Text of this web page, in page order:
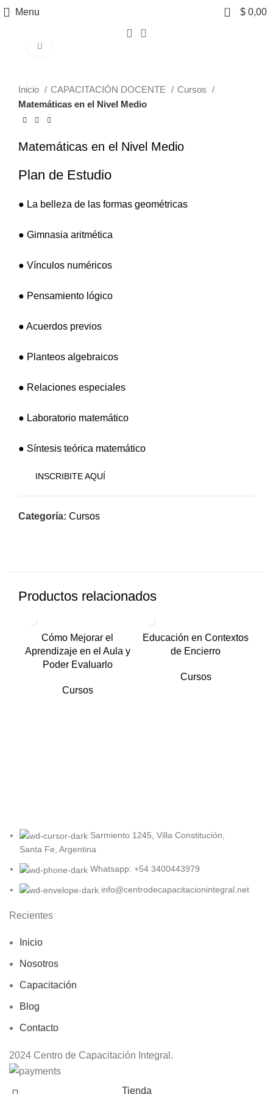
Menu 0 $ 0,00
Inicio CAPACITACIÓN DOCENTE
Cursos
Matemáticas en el Nivel Medio
Matemáticas en el Nivel Medio
Plan de Estudio
● La belleza de las formas geométricas
● Gimnasia aritmética
● Vínculos numéricos
● Pensamiento lógico
● Acuerdos previos
● Planteos algebraicos
● Relaciones especiales
● Laboratorio matemático
● Síntesis teórica matemático
INSCRIBITE AQUÍ
Categoría: Cursos
Productos relacionados
Cómo Mejorar el
Aprendizaje en el Aula y
Poder Evaluarlo
Cursos
Educación en Contextos
de Encierro
Cursos
Sarmiento 1245, Villa Constitución,
Santa Fe, Argentina
Whatsapp: +54 3400443979
info@centrodecapacitacionintegral.net
Recientes
Inicio
Nosotros
Capacitación
Blog
Contacto
2024 Centro de Capacitación Integral.
Tienda